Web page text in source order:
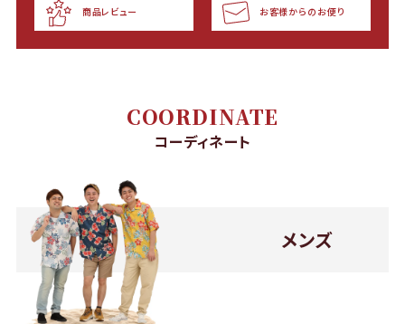
商品レビュー お客様からのお便り
COORDINATE
コーディネート
メンズ